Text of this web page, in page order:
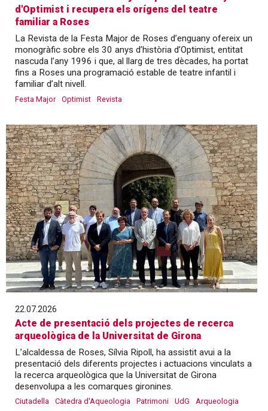
d'Optimist i recupera els orígens del teatre
familiar a Roses
La Revista de la Festa Major de Roses d’enguany ofereix un
monogràfic sobre els 30 anys d’història d’Optimist, entitat
nascuda l’any 1996 i que, al llarg de tres dècades, ha portat
fins a Roses una programació estable de teatre infantil i
familiar d’alt nivell.
Festa Major Optimist Revista
22.07.2026
Acte de presentació dels projectes de recerca
arqueològica de la Universitat de Girona
L’alcaldessa de Roses, Sílvia Ripoll, ha assistit avui a la
presentació dels diferents projectes i actuacions vinculats a
la recerca arqueològica que la Universitat de Girona
desenvolupa a les comarques gironines.
Ciutadella Càtedra d'Aqueologia Patrimoni UdG Arqueologia